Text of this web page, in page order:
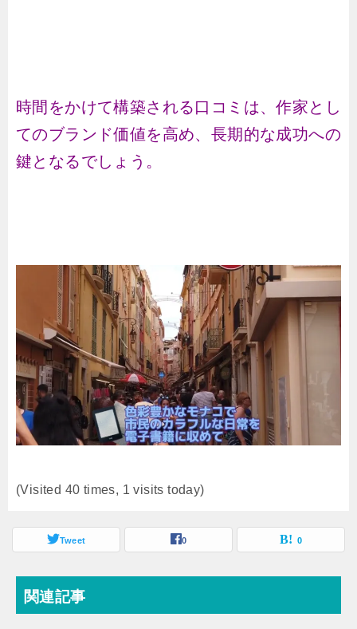
時間をかけて構築される口コミは、作家とし
てのブランド価値を高め、長期的な成功への
鍵となるでしょう。
(Visited 40 times, 1 visits today)
Tweet 0 0
関連記事